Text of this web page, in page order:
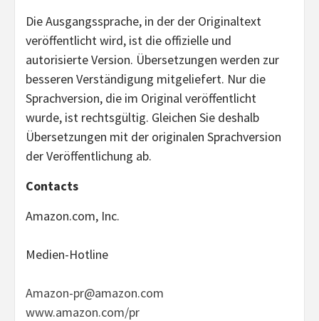
Die Ausgangssprache, in der der Originaltext
veröffentlicht wird, ist die offizielle und
autorisierte Version. Übersetzungen werden zur
besseren Verständigung mitgeliefert. Nur die
Sprachversion, die im Original veröffentlicht
wurde, ist rechtsgültig. Gleichen Sie deshalb
Übersetzungen mit der originalen Sprachversion
der Veröffentlichung ab.
Contacts
Amazon.com, Inc.
Medien-Hotline
Amazon-pr@amazon.com
www.amazon.com/pr